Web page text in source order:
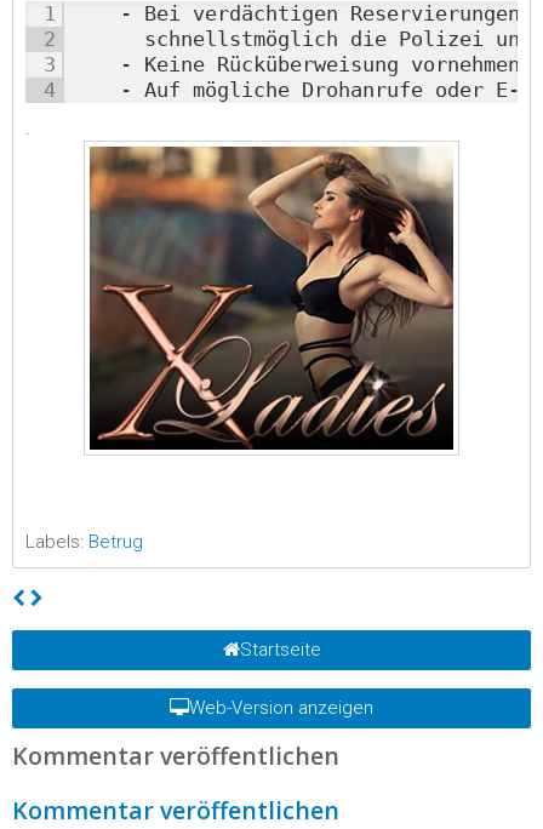
1
2
3
4
- Bei verdächtigen Reservierungen
schnellstmöglich die Polizei und
   - Keine Rücküberweisung vornehmen!
- Auf mögliche Drohanrufe oder E-
Labels: Betrug
Startseite
Web-Version anzeigen
Kommentar veröffentlichen
Kommentar veröffentlichen